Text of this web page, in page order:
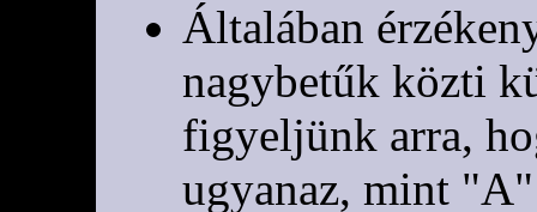
Általában
nagybetűk közti
figyeljünk arra,
ugyanaz, mint